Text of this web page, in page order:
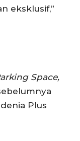
eksklusif,”
Space,
Plus